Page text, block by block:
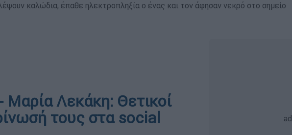
καλώδια, έπαθε ηλεκτροπληξία ο ένας και τον άφησαν νεκρό στο σημείο
Μαρία Λεκάκη: Θετικοί
τους στα social